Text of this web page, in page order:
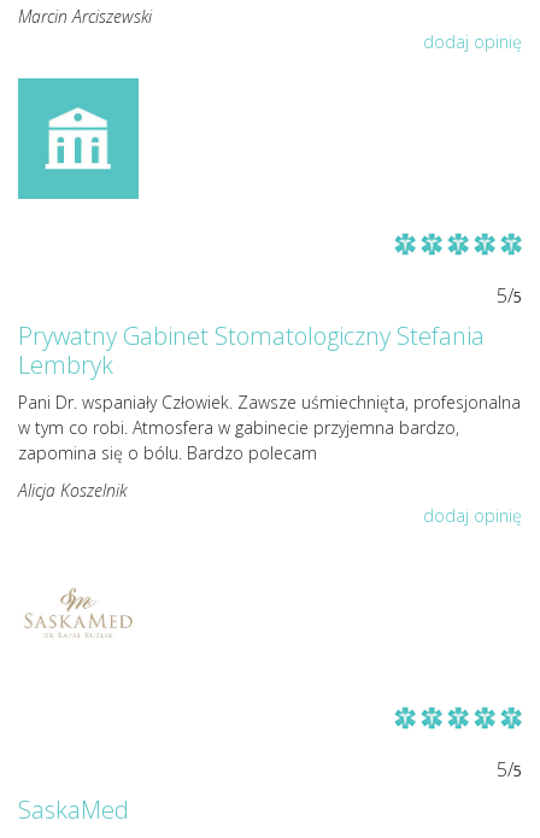
Marcin Arciszewski
dodaj opinię
5/5
Prywatny Gabinet Stomatologiczny Stefania
Lembryk
Pani Dr. wspaniały Człowiek. Zawsze uśmiechnięta, profesjonalna
w tym co robi. Atmosfera w gabinecie przyjemna bardzo,
zapomina się o bólu. Bardzo polecam
Alicja Koszelnik
dodaj opinię
5/5
SaskaMed